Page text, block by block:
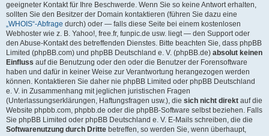
geeigneter Kontakt für Ihre Beschwerde. Wenn Sie so keine Antwort erhalten,
sollten Sie den Besitzer der Domain kontaktieren (führen Sie dazu eine
„WHOIS“-Abfrage durch) oder — falls diese Seite bei einem kostenlosen
Webhoster wie z. B. Yahoo!, free.fr, funpic.de usw. liegt — den Support oder
den Abuse-Kontakt des betreffenden Dienstes. Bitte beachten Sie, dass phpBB
Limited (phpBB.com) und phpBB Deutschland e. V. (phpBB.de) absolut keinen
Einfluss auf die Benutzung oder den oder die Benutzer der Forensoftware
haben und dafür in keiner Weise zur Verantwortung herangezogen werden
können. Kontaktieren Sie daher nie phpBB Limited oder phpBB Deutschland
e. V. in Zusammenhang mit jeglichen juristischen Fragen
(Unterlassungserklärungen, Haftungsfragen usw.), die sich nicht direkt auf die
Website phpbb.com, phpbb.de oder die phpBB-Software selbst beziehen. Falls
Sie phpBB Limited oder phpBB Deutschland e. V. E-Mails schreiben, die die
Softwarenutzung durch Dritte betreffen, so werden Sie, wenn überhaupt,